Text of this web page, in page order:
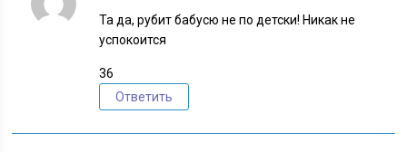
Та да, рубит бабусю не по детски! Никак не
успокоится
36
Ответить